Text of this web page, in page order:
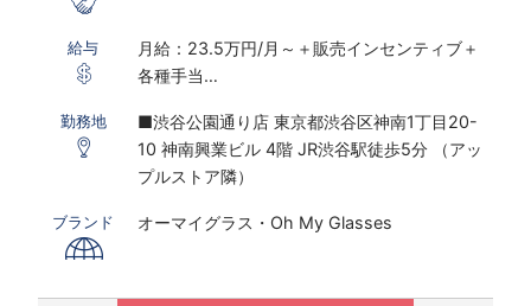
給与
月給：23.5万円/月～＋販売インセンティブ＋
各種手当
※インセンティブ2023年度上期実績：販売職全
体平均：月額23,610円、店長以上平均：月額
72,703円
※固定残業代30時間～45時間分相当／月を含む
場合は別途支給する）
勤務地
■渋谷公園通り店 東京都渋谷区神南1丁目20-
10 神南興業ビル 4階 JR渋谷駅徒歩5分 （アッ
プルストア隣）
ブランド オーマイグラス・Oh My Glasses